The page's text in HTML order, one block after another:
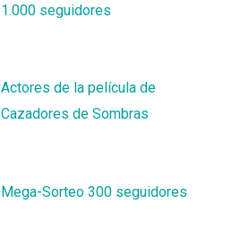
1.000 seguidores
Actores de la película de
Cazadores de Sombras
Mega-Sorteo 300 seguidores